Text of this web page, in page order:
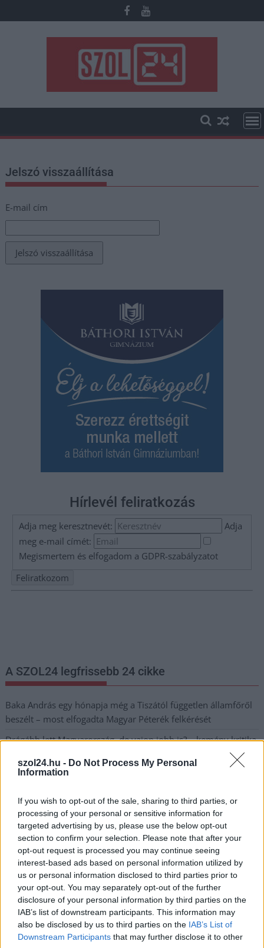
szol24.hu - Do Not Process My Personal
Information
If you wish to opt-out of the sale, sharing to third parties, or
processing of your personal or sensitive information for
targeted advertising by us, please use the below opt-out
section to confirm your selection. Please note that after your
opt-out request is processed you may continue seeing
interest-based ads based on personal information utilized by
us or personal information disclosed to third parties prior to
your opt-out. You may separately opt-out of the further
disclosure of your personal information by third parties on the
IAB’s list of downstream participants. This information may
also be disclosed by us to third parties on the IAB’s List of
Downstream Participants that may further disclose it to other
to
Jelszó visszaállítása
E-mail cím
Hírlevél feliratkozás
Adja meg keresztnevét:
Adja
meg e-mail címét:
Megismertem és elfogadom a GDPR-szabályzatot
A SZOL24 legfrissebb 24 cikke
Baka András egy hónapja még a Tiszától független államfőről
beszélt – most elfogadta Magyar Péterék felkérését
Drágább lett Magyarország, de vajon jobb is? – kemény kritika
A Tisza Párt Dr. Baka Andrást jelöli köztársasági elnöknek
fiú (VIDEÓVAL)
Hétfőn kezdik, csütörtökön végeznek – lezárás miatt
fennakadásokra és pótlóbuszos közlekedésre számítsunk az
egyik Jász-Nagykun-Szolnok megyei vasútvonalon
Visszaszámlálás indul: -1, 0, Sziget!
Magyarország jobban látszik közelről – heti médiaszemle a
független helyi sajtóból
Már magasabb szinten is nyomoznak Szijjártó